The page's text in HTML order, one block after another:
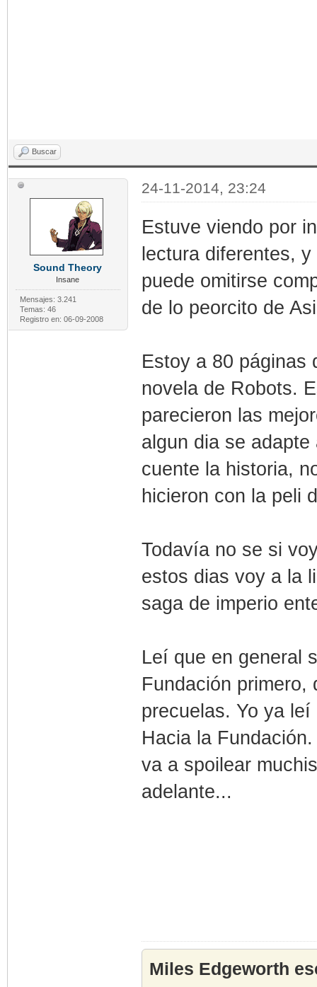
Buscar
Sound Theory
Insane
Mensajes: 3.241
Temas: 46
Registro en: 06-09-2008
24-11-2014, 23:24
Estuve viendo por
lectura diferentes,
puede omitirse
de lo peorcito de
Estoy a 80 páginas
novela de Robots.
parecieron las
algun dia se
cuente la historia,
hicieron con la peli
Todavía no se si
estos dias voy a la
saga de imperio
Leí que en general
Fundación primero,
precuelas. Yo ya
Hacia la
va a spoilear
adelante...
Miles Edgeworth